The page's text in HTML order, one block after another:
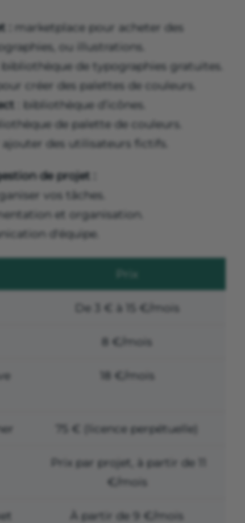
:
marketplace pour acheter des
ou illustrations.
bibliothèque de typographies gratuites.
créer des palettes de couleurs.
: bibliothèque d’icônes.
de palette de couleurs.
ajouter des utilisateurs fictifs.
de projet :
vos tâches.
et organisation.
d'équipe.
Prix
De 3 € à 15 €/mois
8 €/mois
18 €/mois
75 € (licence perpétuelle)
Prix par projet, à partir de 11
€/mois
À partir de 9 €/mois